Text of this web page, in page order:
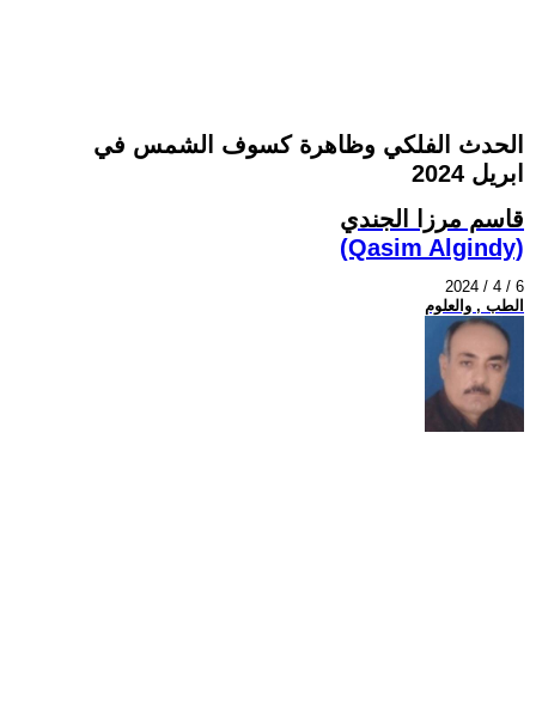
الحدث الفلكي وظاهرة كسوف الشمس في
ابريل 2024
قاسم مرزا الجندي
(Qasim Algindy)
2024 / 4 / 6
الطب , والعلوم